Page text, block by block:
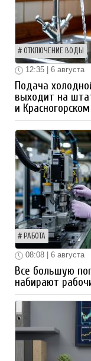
ОТКЛЮЧЕНИЕ ВОДЫ
12:35 | 6 августа
Подача
выходит на
и
РАБОТА
08:08 | 6 августа
Все большую
набирают